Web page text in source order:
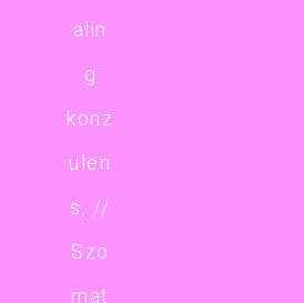
alin
g
konz
ulen
s, //
Szo
mat